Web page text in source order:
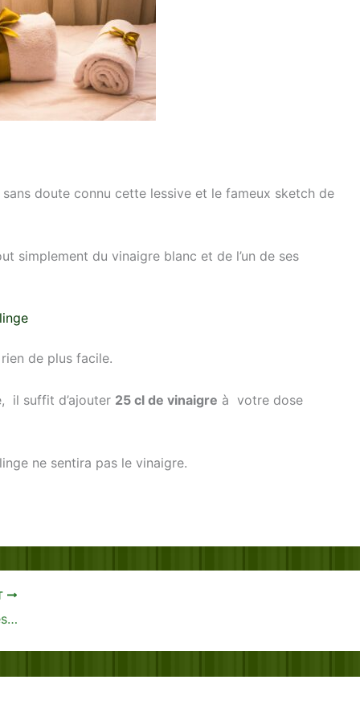
doute connu cette lessive et le fameux sketch de
simplement du vinaigre blanc et de l’un de ses
de plus facile.
il suffit d’ajouter 25 cl de vinaigre à votre dose
ne sentira pas le vinaigre.
Essayez ceci si vous avez ces taches sur votre moquette